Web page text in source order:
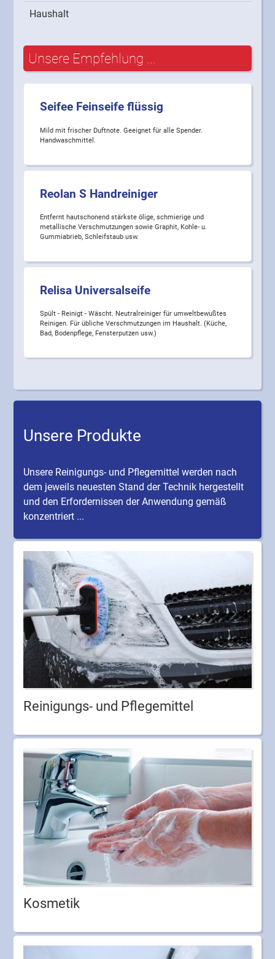
Haushalt
Unsere Empfehlung ...
Seifee Feinseife flüssig
Mild mit frischer Duftnote. Geeignet für alle Spender.
Handwaschmittel.
Reolan S Handreiniger
Entfernt hautschonend stärkste ölige, schmierige und
metallische Verschmutzungen sowie Graphit, Kohle- u.
Gummiabrieb, Schleifstaub usw.
Relisa Universalseife
Spült - Reinigt - Wäscht. Neutralreiniger für umweltbewußtes
Reinigen. Für übliche Verschmutzungen im Haushalt. (Küche,
Bad, Bodenpflege, Fensterputzen usw.)
Unsere Produkte
Unsere Reinigungs- und Pflegemittel werden nach
dem jeweils neuesten Stand der Technik hergestellt
und den Erfordernissen der Anwendung gemäß
konzentriert ...
Reinigungs- und Pflegemittel
Kosmetik